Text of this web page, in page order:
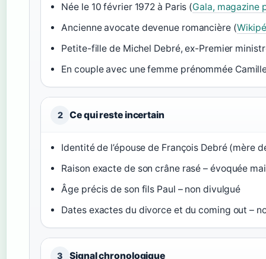
Née le 10 février 1972 à Paris (Gala, magazine
Ancienne avocate devenue romancière (
Petite-fille de Michel Debré, ex-Premier
En couple avec une femme prénommée
2 Ce qui reste incertain
Identité de l’épouse de François Debré (mère
Raison exacte de son crâne rasé – évoquée
Âge précis de son fils Paul – non divulgué
Dates exactes du divorce et du coming out –
3 Signal chronologique